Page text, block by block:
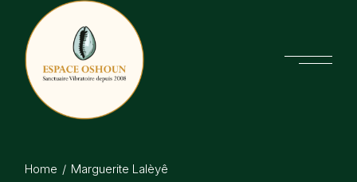
Home Marguerite Lalèyê